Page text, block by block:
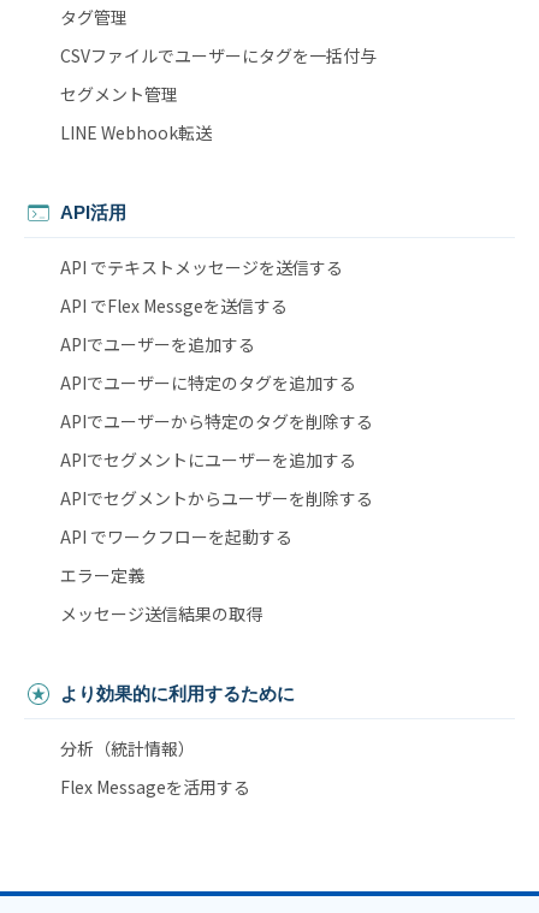
タグ管理
CSVファイルでユーザーにタグを一括付与
セグメント管理
LINE Webhook転送
API活用
API でテキストメッセージを送信する
API でFlex Messgeを送信する
APIでユーザーを追加する
APIでユーザーに特定のタグを追加する
APIでユーザーから特定のタグを削除する
APIでセグメントにユーザーを追加する
APIでセグメントからユーザーを削除する
API でワークフローを起動する
エラー定義
メッセージ送信結果の取得
より効果的に利用するために
分析（統計情報）
Flex Messageを活用する